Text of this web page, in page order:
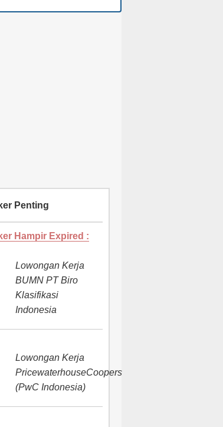
Penting
Hampir Expired :
Lowongan Kerja
BUMN PT Biro
Klasifikasi
Indonesia
Lowongan Kerja
PricewaterhouseCoopers
(PwC Indonesia)